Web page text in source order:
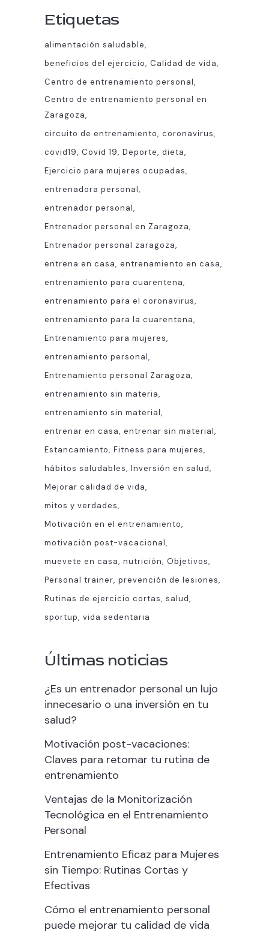
Etiquetas
alimentación saludable
beneficios del ejercicio
Calidad de vida
Centro de entrenamiento personal
Centro de entrenamiento personal en
Zaragoza
circuito de entrenamiento coronavirus
covid19
Covid 19 Deporte dieta
Ejercicio para mujeres ocupadas
entrenadora personal
entrenador personal
Entrenador personal en Zaragoza
Entrenador personal zaragoza
entrena en casa entrenamiento en casa
entrenamiento para cuarentena
entrenamiento para el coronavirus
entrenamiento para la cuarentena
Entrenamiento para mujeres
entrenamiento personal
Entrenamiento personal Zaragoza
entrenamiento sin materia
entrenamiento sin material
entrenar en casa entrenar sin material
Estancamiento Fitness para mujeres
hábitos saludables Inversión en salud
Mejorar calidad de vida
mitos y verdades
Motivación en el entrenamiento
motivación post-vacacional
muevete en casa nutrición
Objetivos
Personal trainer prevención de lesiones
Rutinas de ejercicio cortas salud
sportup vida sedentaria
Últimas noticias
¿Es un entrenador personal un lujo
innecesario o una inversión en tu
salud?
Motivación post-vacaciones:
Claves para retomar tu rutina de
entrenamiento
Ventajas de la Monitorización
Tecnológica en el Entrenamiento
Personal
Entrenamiento Eficaz para Mujeres
sin Tiempo: Rutinas Cortas y
Efectivas
Cómo el entrenamiento personal
puede mejorar tu calidad de vida